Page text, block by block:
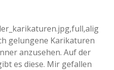
gelungene Karikaturen
anzusehen. Auf der
es diese. Mir gefallen